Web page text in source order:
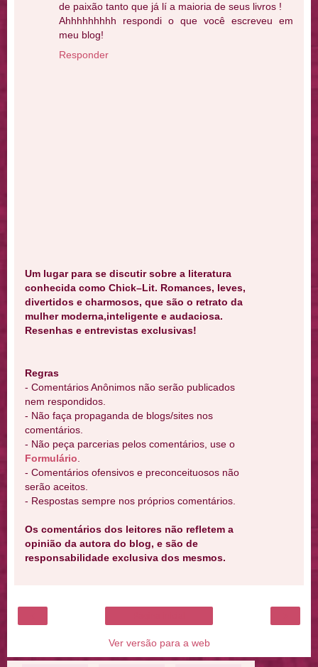
de paixão tanto que já lí a maioria de seus livros !
Ahhhhhhhhh respondi o que você escreveu em
meu blog!
Responder
Um lugar para se discutir sobre a literatura
conhecida como Chick–Lit. Romances, leves,
divertidos e charmosos, que são o retrato da
mulher moderna,inteligente e audaciosa.
Resenhas e entrevistas exclusivas!
Regras
- Comentários Anônimos não serão publicados
nem respondidos.
- Não faça propaganda de blogs/sites nos
comentários.
- Não peça parcerias pelos comentários, use o
Formulário
- Comentários ofensivos e preconceituosos não
serão aceitos.
- Respostas sempre nos próprios comentários.
Os comentários dos leitores não refletem a
opinião da autora do blog, e são de
responsabilidade exclusiva dos mesmos.
Ver versão para a web